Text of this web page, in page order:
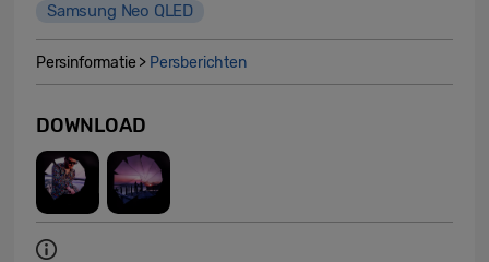
Samsung Neo QLED
Persinformatie > Persberichten
DOWNLOAD